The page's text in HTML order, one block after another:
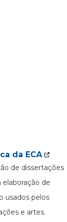
da ECA
de dissertações
elaboração de
usados pelos
e artes.